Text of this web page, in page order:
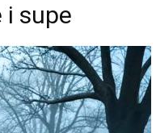
i supe